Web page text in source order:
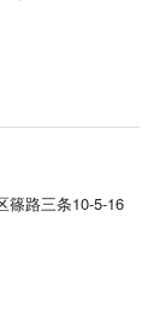
篠路三条10-5-16